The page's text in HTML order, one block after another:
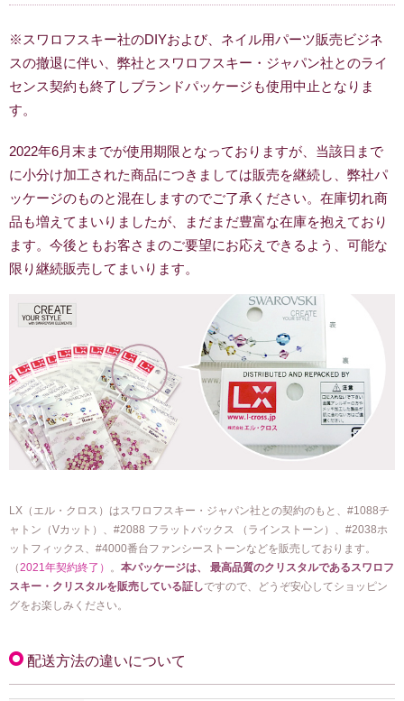
※スワロフスキー社のDIYおよび、ネイル用パーツ販売ビジネ
スの撤退に伴い、弊社とスワロフスキー・ジャパン社とのライ
センス契約も終了しブランドパッケージも使用中止となりま
す。
2022年6月末までが使用期限となっておりますが、当該日まで
に小分け加工された商品につきましては販売を継続し、弊社パ
ッケージのものと混在しますのでご了承ください。在庫切れ商
品も増えてまいりましたが、まだまだ豊富な在庫を抱えており
ます。今後ともお客さまのご要望にお応えできるよう、可能な
限り継続販売してまいります。
LX（エル・クロス）はスワロフスキー・ジャパン社との契約のもと、#1088チ
ャトン（Vカット）、#2088 フラットバックス （ラインストーン）、#2038ホ
ットフィックス、#4000番台ファンシーストーンなどを販売しております。
（2021年契約終了） 。 本パッケージは、 最高品質のクリスタルであるスワロフ
スキー・クリスタルを販売している証しですので、どうぞ安心してショッピン
グをお楽しみください。
配送方法の違いについて